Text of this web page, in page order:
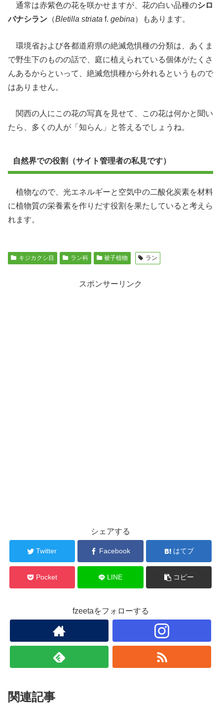
通常は赤紫色の花を咲かせますが、花の白い品種のシロ
バナシラン （Bletilla striata f. gebina）もあります。
環境省および各都道府県の絶滅危惧種の分類は、あくま
で野生下のものの話で、庭に植えられている個体がたくさ
んあるからといって、絶滅危惧種から外れるというもので
はありません。
関西の人にこの花の写真を見せて、この花は何かと聞い
たら、多くの人が「知らん」と答えるでしょうね。
自然界での役割（サイト管理者の私見です）
植物なので、光エネルギーと空気中の二酸化炭素を材料
に植物質の栄養素を作りだす役割を果たしていると考えら
れます。
キジカクシ目 ラン科 被子植物 ラン
スポンサーリンク
シェアする
Twitter Facebook はてブ
Pocket LINE コピー
fzeetaをフォローする
関連記事